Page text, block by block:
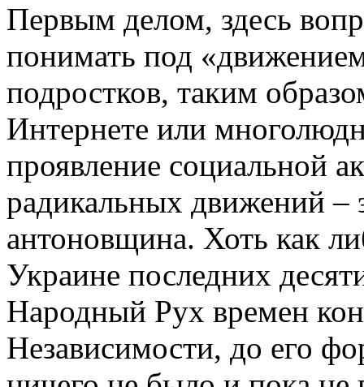
Первым делом, здесь
понимать под
подростков, таким
Интернете или
проявление социальной
радикальных движений –
антоновщина. Хоть как
Украине последних
Народный Рух времен
Независимости, до его